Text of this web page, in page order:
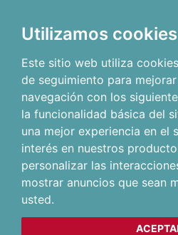
Utilizamos cookies
Este sitio web utiliza
de seguimiento para
navegación con los
la funcionalidad básica del
una mejor experiencia en el
interés en nuestros
personalizar las
mostrar anuncios que sean
usted.